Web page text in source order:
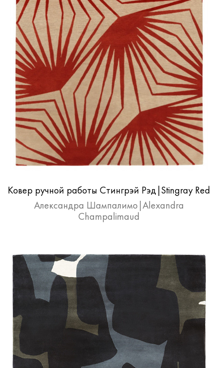
Ковер ручной работы Стингрэй Рэд|Stingray Red
Александра Шампалимо|Alexandra
Champalimaud